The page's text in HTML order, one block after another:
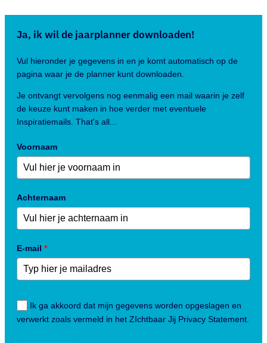
Ja, ik wil de jaarplanner downloaden!
Vul hieronder je gegevens in en je komt automatisch op de
pagina waar je de planner kunt downloaden.
Je ontvangt vervolgens nog eenmalig een mail waarin je zelf
de keuze kunt maken in hoe verder met eventuele
Inspiratiemails. That's all...
Voornaam
Achternaam
E-mail *
Ik ga akkoord dat mijn gegevens worden opgeslagen en
verwerkt zoals vermeld in het ZIchtbaar Jij Privacy Statement.